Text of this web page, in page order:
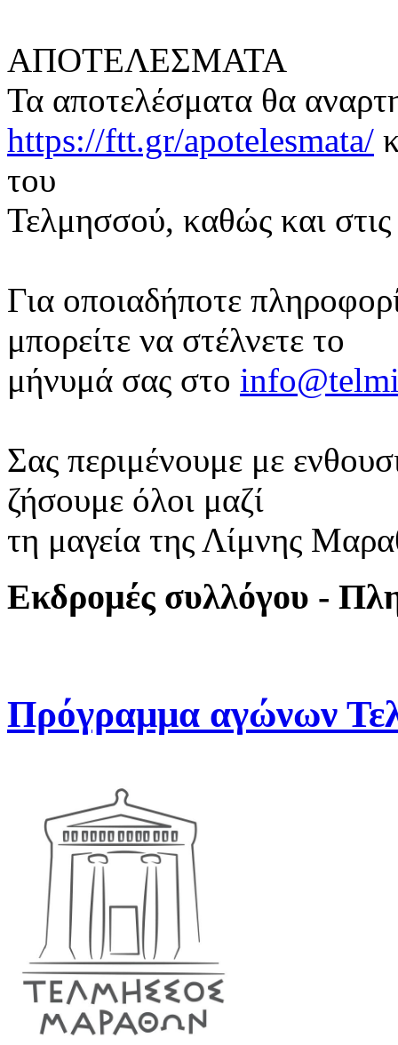
ΑΠΟΤΕΛΕΣΜΑΤΑ
Τα αποτελέσματα θα
https://ftt.gr/apotelesmata/
του
Τελμησσού, καθώς και στις
Για οποιαδήποτε
μπορείτε να στέλνετε το
μήνυμά σας στο
Σας περιμένουμε με
ζήσουμε όλοι μαζί
τη μαγεία της Λίμνης
Εκδρομές συλλόγου -
Πρόγραμμα αγώνων